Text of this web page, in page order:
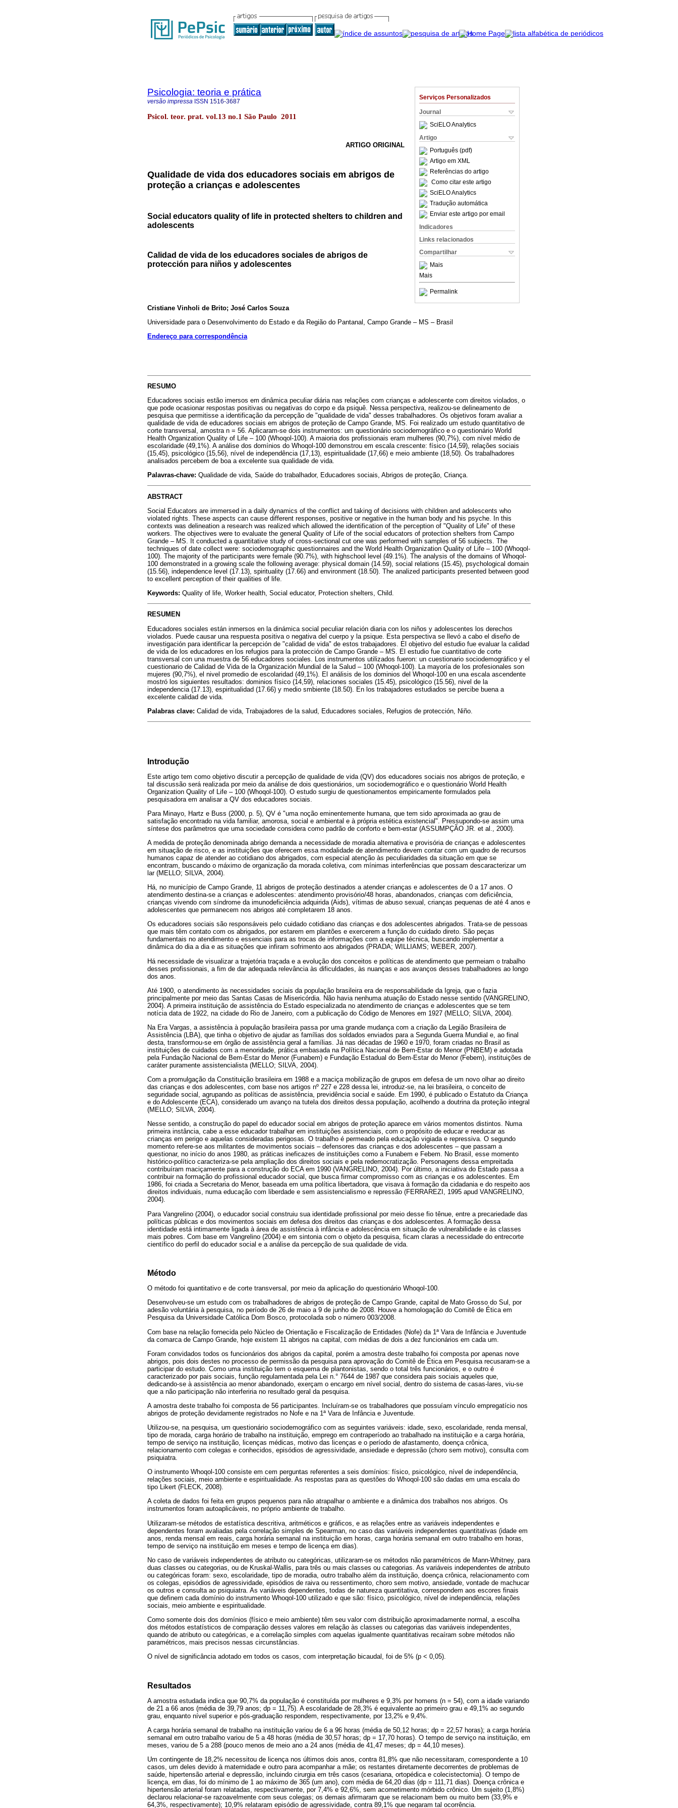
Serviços Personalizados
Journal
SciELO Analytics
Artigo
Português (pdf)
Artigo em XML
Referências do artigo
Como citar este artigo
SciELO Analytics
Tradução automática
Enviar este artigo por email
Indicadores
Links relacionados
Compartilhar
Mais
Mais
Permalink
Psicologia: teoria e prática
versão impressa ISSN 1516-3687
Psicol. teor. prat. vol.13 no.1 São Paulo 2011
ARTIGO ORIGINAL
Qualidade de vida dos educadores sociais em abrigos de
proteção a crianças e adolescentes
Social educators quality of life in protected shelters to children and
adolescents
Calidad de vida de los educadores sociales de abrigos de
protección para niños y adolescentes
Cristiane Vinholi de Brito; José Carlos Souza
Universidade para o Desenvolvimento do Estado e da Região do Pantanal, Campo Grande – MS – Brasil
Endereço para correspondência
RESUMO
Educadores sociais estão imersos em dinâmica peculiar diária nas relações com crianças e adolescente com direitos violados, o
que pode ocasionar respostas positivas ou negativas do corpo e da psiquê. Nessa perspectiva, realizou-se delineamento de
pesquisa que permitisse a identificação da percepção de "qualidade de vida" desses trabalhadores. Os objetivos foram avaliar a
qualidade de vida de educadores sociais em abrigos de proteção de Campo Grande, MS. Foi realizado um estudo quantitativo de
corte transversal, amostra n = 56. Aplicaram-se dois instrumentos: um questionário sociodemográfico e o questionário World
Health Organization Quality of Life – 100 (Whoqol-100). A maioria dos profissionais eram mulheres (90,7%), com nível médio de
escolaridade (49,1%). A análise dos domínios do Whoqol-100 demonstrou em escala crescente: físico (14,59), relações sociais
(15,45), psicológico (15,56), nível de independência (17,13), espiritualidade (17,66) e meio ambiente (18,50). Os trabalhadores
analisados percebem de boa a excelente sua qualidade de vida.
Palavras-chave: Qualidade de vida, Saúde do trabalhador, Educadores sociais, Abrigos de proteção, Criança.
ABSTRACT
Social Educators are immersed in a daily dynamics of the conflict and taking of decisions with children and adolescents who
violated rights. These aspects can cause different responses, positive or negative in the human body and his psyche. In this
contexts was delineation a research was realized which allowed the identification of the perception of "Quality of Life" of these
workers. The objectives were to evaluate the general Quality of Life of the social educators of protection shelters from Campo
Grande – MS. It conducted a quantitative study of cross-sectional cut one was performed with samples of 56 subjects. The
techniques of date collect were: sociodemographic questionnaires and the World Health Organization Quality of Life – 100 (Whoqol-
100). The majority of the participants were female (90.7%), with highschool level (49.1%). The analysis of the domains of Whoqol-
100 demonstrated in a growing scale the following average: physical domain (14.59), social relations (15.45), psychological domain
(15.56), independence level (17.13), spirituality (17.66) and environment (18.50). The analized participants presented between good
to excellent perception of their qualities of life.
Keywords: Quality of life, Worker health, Social educator, Protection shelters, Child.
RESUMEN
Educadores sociales están inmersos en la dinámica social peculiar relación diaria con los niños y adolescentes los derechos
violados. Puede causar una respuesta positiva o negativa del cuerpo y la psique. Esta perspectiva se llevó a cabo el diseño de
investigación para identificar la percepción de "calidad de vida" de estos trabajadores. El objetivo del estudio fue evaluar la calidad
de vida de los educadores en los refugios para la protección de Campo Grande – MS. El estudio fue cuantitativo de corte
transversal con una muestra de 56 educadores sociales. Los instrumentos utilizados fueron: un cuestionario sociodemográfico y el
cuestionario de Calidad de Vida de la Organización Mundial de la Salud – 100 (Whoqol-100). La mayoría de los profesionales son
mujeres (90,7%), el nivel promedio de escolaridad (49,1%). El análisis de los dominios del Whoqol-100 en una escala ascendente
mostró los siguientes resultados: dominios físico (14,59), relaciones sociales (15.45), psicológico (15.56), nivel de la
independencia (17.13), espiritualidad (17.66) y medio smbiente (18.50). En los trabajadores estudiados se percibe buena a
excelente calidad de vida.
Palabras clave: Calidad de vida, Trabajadores de la salud, Educadores sociales, Refugios de protección, Niño.
Introdução
Este artigo tem como objetivo discutir a percepção de qualidade de vida (QV) dos educadores sociais nos abrigos de proteção, e
tal discussão será realizada por meio da análise de dois questionários, um sociodemográfico e o questionário World Health
Organization Quality of Life – 100 (Whoqol-100). O estudo surgiu de questionamentos empiricamente formulados pela
pesquisadora em analisar a QV dos educadores sociais.
Para Minayo, Hartz e Buss (2000, p. 5), QV é "uma noção eminentemente humana, que tem sido aproximada ao grau de
satisfação encontrado na vida familiar, amorosa, social e ambiental e à própria estética existencial". Pressupondo-se assim uma
síntese dos parâmetros que uma sociedade considera como padrão de conforto e bem-estar (ASSUMPÇÃO JR. et al., 2000).
A medida de proteção denominada abrigo demanda a necessidade de moradia alternativa e provisória de crianças e adolescentes
em situação de risco, e as instituições que oferecem essa modalidade de atendimento devem contar com um quadro de recursos
humanos capaz de atender ao cotidiano dos abrigados, com especial atenção às peculiaridades da situação em que se
encontram, buscando o máximo de organização da morada coletiva, com mínimas interferências que possam descaracterizar um
lar (MELLO; SILVA, 2004).
Há, no município de Campo Grande, 11 abrigos de proteção destinados a atender crianças e adolescentes de 0 a 17 anos. O
atendimento destina-se a crianças e adolescentes: atendimento provisório/48 horas, abandonados, crianças com deficiência,
crianças vivendo com síndrome da imunodeficiência adquirida (Aids), vítimas de abuso sexual, crianças pequenas de até 4 anos e
adolescentes que permanecem nos abrigos até completarem 18 anos.
Os educadores sociais são responsáveis pelo cuidado cotidiano das crianças e dos adolescentes abrigados. Trata-se de pessoas
que mais têm contato com os abrigados, por estarem em plantões e exercerem a função do cuidado direto. São peças
fundamentais no atendimento e essenciais para as trocas de informações com a equipe técnica, buscando implementar a
dinâmica do dia a dia e as situações que infiram sofrimento aos abrigados (PRADA; WILLIAMS; WEBER, 2007).
Há necessidade de visualizar a trajetória traçada e a evolução dos conceitos e políticas de atendimento que permeiam o trabalho
desses profissionais, a fim de dar adequada relevância às dificuldades, às nuanças e aos avanços desses trabalhadores ao longo
dos anos.
Até 1900, o atendimento às necessidades sociais da população brasileira era de responsabilidade da Igreja, que o fazia
principalmente por meio das Santas Casas de Misericórdia. Não havia nenhuma atuação do Estado nesse sentido (VANGRELINO,
2004). A primeira instituição de assistência do Estado especializada no atendimento de crianças e adolescentes que se tem
notícia data de 1922, na cidade do Rio de Janeiro, com a publicação do Código de Menores em 1927 (MELLO; SILVA, 2004).
Na Era Vargas, a assistência à população brasileira passa por uma grande mudança com a criação da Legião Brasileira de
Assistência (LBA), que tinha o objetivo de ajudar as famílias dos soldados enviados para a Segunda Guerra Mundial e, ao final
desta, transformou-se em órgão de assistência geral a famílias. Já nas décadas de 1960 e 1970, foram criadas no Brasil as
instituições de cuidados com a menoridade, prática embasada na Política Nacional de Bem-Estar do Menor (PNBEM) e adotada
pela Fundação Nacional de Bem-Estar do Menor (Funabem) e Fundação Estadual do Bem-Estar do Menor (Febem), instituições de
caráter puramente assistencialista (MELLO; SILVA, 2004).
Com a promulgação da Constituição brasileira em 1988 e a maciça mobilização de grupos em defesa de um novo olhar ao direito
das crianças e dos adolescentes, com base nos artigos nº 227 e 228 dessa lei, introduz-se, na lei brasileira, o conceito de
seguridade social, agrupando as políticas de assistência, previdência social e saúde. Em 1990, é publicado o Estatuto da Criança
e do Adolescente (ECA), considerado um avanço na tutela dos direitos dessa população, acolhendo a doutrina da proteção integral
(MELLO; SILVA, 2004).
Nesse sentido, a construção do papel do educador social em abrigos de proteção aparece em vários momentos distintos. Numa
primeira instância, cabe a esse educador trabalhar em instituições assistenciais, com o propósito de educar e reeducar as
crianças em perigo e aquelas consideradas perigosas. O trabalho é permeado pela educação vigiada e repressiva. O segundo
momento refere-se aos militantes de movimentos sociais – defensores das crianças e dos adolescentes – que passam a
questionar, no início do anos 1980, as práticas ineficazes de instituições como a Funabem e Febem. No Brasil, esse momento
histórico-político caracteriza-se pela ampliação dos direitos sociais e pela redemocratização. Personagens dessa empreitada
contribuíram maciçamente para a construção do ECA em 1990 (VANGRELINO, 2004). Por último, a iniciativa do Estado passa a
contribuir na formação do profissional educador social, que busca firmar compromisso com as crianças e os adolescentes. Em
1986, foi criada a Secretaria do Menor, baseada em uma política libertadora, que visava à formação da cidadania e do respeito aos
direitos individuais, numa educação com liberdade e sem assistencialismo e repressão (FERRAREZI, 1995 apud VANGRELINO,
2004).
Para Vangrelino (2004), o educador social construiu sua identidade profissional por meio desse fio tênue, entre a precariedade das
políticas públicas e dos movimentos sociais em defesa dos direitos das crianças e dos adolescentes. A formação dessa
identidade está intimamente ligada à área de assistência à infância e adolescência em situação de vulnerabilidade e às classes
mais pobres. Com base em Vangrelino (2004) e em sintonia com o objeto da pesquisa, ficam claras a necessidade do entrecorte
científico do perfil do educador social e a análise da percepção de sua qualidade de vida.
Método
O método foi quantitativo e de corte transversal, por meio da aplicação do questionário Whoqol-100.
Desenvolveu-se um estudo com os trabalhadores de abrigos de proteção de Campo Grande, capital de Mato Grosso do Sul, por
adesão voluntária à pesquisa, no período de 26 de maio a 9 de junho de 2008. Houve a homologação do Comitê de Ética em
Pesquisa da Universidade Católica Dom Bosco, protocolada sob o número 003/2008.
Com base na relação fornecida pelo Núcleo de Orientação e Fiscalização de Entidades (Nofe) da 1ª Vara de Infância e Juventude
da comarca de Campo Grande, hoje existem 11 abrigos na capital, com médias de dois a dez funcionários em cada um.
Foram convidados todos os funcionários dos abrigos da capital, porém a amostra deste trabalho foi composta por apenas nove
abrigos, pois dois destes no processo de permissão da pesquisa para aprovação do Comitê de Ética em Pesquisa recusaram-se a
participar do estudo. Como uma instituição tem o esquema de plantonistas, sendo o total três funcionários, e o outro é
caracterizado por pais sociais, função regulamentada pela Lei n.° 7644 de 1987 que considera pais sociais aqueles que,
dedicando-se à assistência ao menor abandonado, exerçam o encargo em nível social, dentro do sistema de casas-lares, viu-se
que a não participação não interferiria no resultado geral da pesquisa.
A amostra deste trabalho foi composta de 56 participantes. Incluíram-se os trabalhadores que possuíam vínculo empregatício nos
abrigos de proteção devidamente registrados no Nofe e na 1ª Vara de Infância e Juventude.
Utilizou-se, na pesquisa, um questionário sociodemográfico com as seguintes variáveis: idade, sexo, escolaridade, renda mensal,
tipo de morada, carga horário de trabalho na instituição, emprego em contraperíodo ao trabalhado na instituição e a carga horária,
tempo de serviço na instituição, licenças médicas, motivo das licenças e o período de afastamento, doença crônica,
relacionamento com colegas e conhecidos, episódios de agressividade, ansiedade e depressão (choro sem motivo), consulta com
psiquiatra.
O instrumento Whoqol-100 consiste em cem perguntas referentes a seis domínios: físico, psicológico, nível de independência,
relações sociais, meio ambiente e espiritualidade. As respostas para as questões do Whoqol-100 são dadas em uma escala do
tipo Likert (FLECK, 2008).
A coleta de dados foi feita em grupos pequenos para não atrapalhar o ambiente e a dinâmica dos trabalhos nos abrigos. Os
instrumentos foram autoaplicáveis, no próprio ambiente de trabalho.
Utilizaram-se métodos de estatística descritiva, aritméticos e gráficos, e as relações entre as variáveis independentes e
dependentes foram avaliadas pela correlação simples de Spearman, no caso das variáveis independentes quantitativas (idade em
anos, renda mensal em reais, carga horária semanal na instituição em horas, carga horária semanal em outro trabalho em horas,
tempo de serviço na instituição em meses e tempo de licença em dias).
No caso de variáveis independentes de atributo ou categóricas, utilizaram-se os métodos não paramétricos de Mann-Whitney, para
duas classes ou categorias, ou de Kruskal-Wallis, para três ou mais classes ou categorias. As variáveis independentes de atributo
ou categóricas foram: sexo, escolaridade, tipo de moradia, outro trabalho além da instituição, doença crônica, relacionamento com
os colegas, episódios de agressividade, episódios de raiva ou ressentimento, choro sem motivo, ansiedade, vontade de machucar
os outros e consulta ao psiquiatra. As variáveis dependentes, todas de natureza quantitativa, correspondem aos escores finais
que definem cada domínio do instrumento Whoqol-100 utilizado e que são: físico, psicológico, nível de independência, relações
sociais, meio ambiente e espiritualidade.
Como somente dois dos domínios (físico e meio ambiente) têm seu valor com distribuição aproximadamente normal, a escolha
dos métodos estatísticos de comparação desses valores em relação às classes ou categorias das variáveis independentes,
quando de atributo ou categóricas, e a correlação simples com aquelas igualmente quantitativas recaíram sobre métodos não
paramétricos, mais precisos nessas circunstâncias.
O nível de significância adotado em todos os casos, com interpretação bicaudal, foi de 5% (p < 0,05).
Resultados
A amostra estudada indica que 90,7% da população é constituída por mulheres e 9,3% por homens (n = 54), com a idade variando
de 21 a 66 anos (média de 39,79 anos; dp = 11,75). A escolaridade de 28,3% é equivalente ao primeiro grau e 49,1% ao segundo
grau, enquanto nível superior e pós-graduação respondem, respectivamente, por 13,2% e 9,4%.
A carga horária semanal de trabalho na instituição variou de 6 a 96 horas (média de 50,12 horas; dp = 22,57 horas); a carga horária
semanal em outro trabalho variou de 5 a 48 horas (média de 30,57 horas; dp = 17,70 horas). O tempo de serviço na instituição, em
meses, variou de 5 a 288 (pouco menos de meio ano a 24 anos (média de 41,47 meses; dp = 44,10 meses).
Um contingente de 18,2% necessitou de licença nos últimos dois anos, contra 81,8% que não necessitaram, correspondente a 10
casos, um deles devido à maternidade e outro para acompanhar a mãe; os restantes diretamente decorrentes de problemas de
saúde, hipertensão arterial e depressão, incluindo cirurgia em três casos (cesariana, ortopédica e colecistectomia). O tempo de
licença, em dias, foi do mínimo de 1 ao máximo de 365 (um ano), com média de 64,20 dias (dp = 111,71 dias). Doença crônica e
hipertensão arterial foram relatadas, respectivamente, por 7,4% e 92,6%, sem acometimento mórbido crônico. Um sujeito (1,8%)
declarou relacionar-se razoavelmente com seus colegas; os demais afirmaram que se relacionam bem ou muito bem (33,9% e
64,3%, respectivamente); 10,9% relataram episódio de agressividade, contra 89,1% que negaram tal ocorrência.